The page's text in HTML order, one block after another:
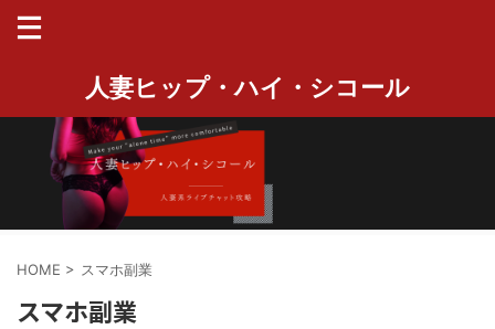
人妻ヒップ・ハイ・シコール
HOME > スマホ副業
スマホ副業